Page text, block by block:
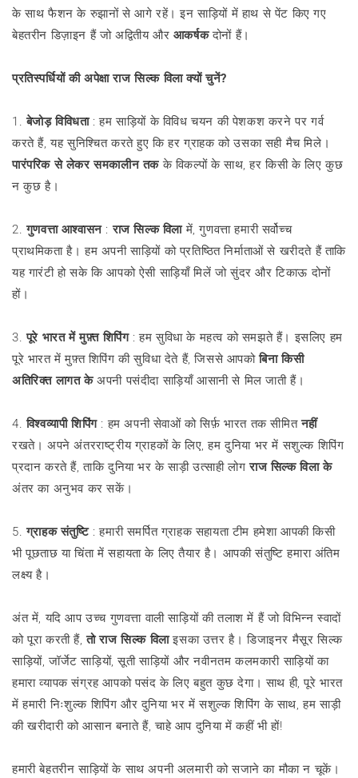
के साथ फैशन के रुझानों से आगे रहें। इन साड़ियों में हाथ से पेंट किए गए
बेहतरीन डिज़ाइन हैं जो अद्वितीय और आकर्षकदोनों हैं।
प्रतिस्पर्धियों की अपेक्षा राज सिल्क विला क्यों चुनें?
1.बेजोड़ विविधता: हम साड़ियों के विविध चयन की पेशकश करने पर गर्व
करते हैं, यह सुनिश्चित करते हुए कि हर ग्राहक को उसका सही मैच मिले।
पारंपरिक से लेकर समकालीन तक के विकल्पों के साथ, हर किसी के लिए कुछ
न कुछ है।
2.गुणवत्ता आश्वासन:राज सिल्क विलामें, गुणवत्ता हमारी सर्वोच्च
प्राथमिकता है। हम अपनी साड़ियों को प्रतिष्ठित निर्माताओं से खरीदते हैं ताकि
यह गारंटी हो सके कि आपको ऐसी साड़ियाँ मिलें जो सुंदर और टिकाऊ दोनों
हों।
3.पूरे भारत में मुफ़्त शिपिंग: हम सुविधा के महत्व को समझते हैं। इसलिए हम
पूरे भारत में मुफ़्त शिपिंग की सुविधा देते हैं, जिससे आपकोबिना किसी
अतिरिक्त लागत केअपनी पसंदीदा साड़ियाँ आसानी से मिल जाती हैं।
4.विश्वव्यापी शिपिंग: हम अपनी सेवाओं को सिर्फ़ भारत तक सीमितनहीं
रखते। अपने अंतरराष्ट्रीय ग्राहकों के लिए, हम दुनिया भर में सशुल्क शिपिंग
प्रदान करते हैं, ताकि दुनिया भर के साड़ी उत्साही लोगराज सिल्क विला के
अंतर का अनुभव कर सकें।
5.ग्राहक संतुष्टि: हमारी समर्पित ग्राहक सहायता टीम हमेशा आपकी किसी
भी पूछताछ या चिंता में सहायता के लिए तैयार है। आपकी संतुष्टि हमारा अंतिम
लक्ष्य है।
अंत में, यदि आप उच्च गुणवत्ता वाली साड़ियों की तलाश में हैं जो विभिन्न स्वादों
को पूरा करती हैं,तो राज सिल्क विलाइसका उत्तर है। डिजाइनर मैसूर सिल्क
साड़ियों, जॉर्जेट साड़ियों, सूती साड़ियों और नवीनतम कलमकारी साड़ियों का
हमारा व्यापक संग्रह आपको पसंद के लिए बहुत कुछ देगा। साथ ही, पूरे भारत
में हमारी निःशुल्क शिपिंग और दुनिया भर में सशुल्क शिपिंग के साथ, हम साड़ी
की खरीदारी को आसान बनाते हैं, चाहे आप दुनिया में कहीं भी हों!
हमारी बेहतरीन साड़ियों के साथ अपनी अलमारी को सजाने का मौका न चूकें।